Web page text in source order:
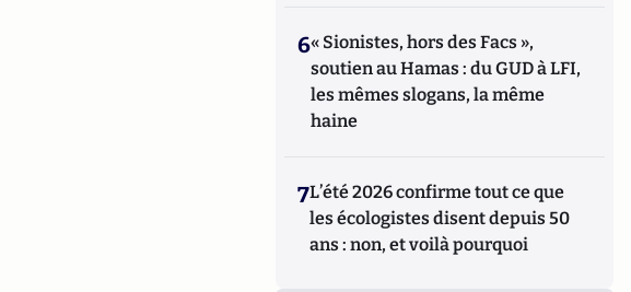
6« Sionistes, hors des Facs »,
soutien au Hamas : du GUD à LFI,
les mêmes slogans, la même
haine
7L’été 2026 confirme tout ce que
les écologistes disent depuis 50
ans : non, et voilà pourquoi